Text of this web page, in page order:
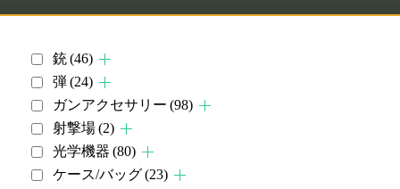
銃(46)
弾(24)
ガンアクセサリー (98)
射撃場(2)
光学機器 (80)
ケース/バッグ(23)